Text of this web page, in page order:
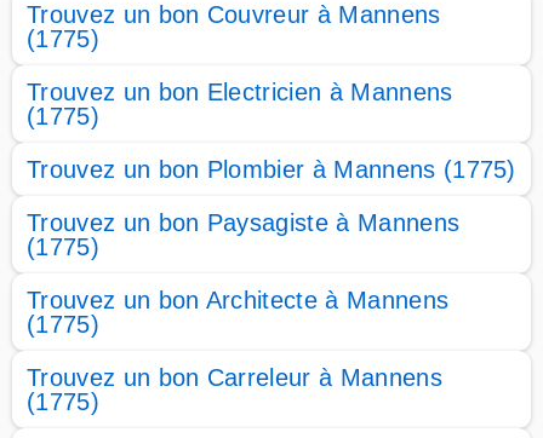
Trouvez un bon Couvreur à Mannens
(1775)
Trouvez un bon Electricien à Mannens
(1775)
Trouvez un bon Plombier à Mannens (1775)
Trouvez un bon Paysagiste à Mannens
(1775)
Trouvez un bon Architecte à Mannens
(1775)
Trouvez un bon Carreleur à Mannens
(1775)